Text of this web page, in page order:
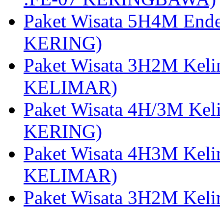
Paket Wisata 5H4M
KERING)
Paket Wisata 3H2M
KELIMAR)
Paket Wisata 4H/3M
KERING)
Paket Wisata 4H3M
KELIMAR)
Paket Wisata 3H2M